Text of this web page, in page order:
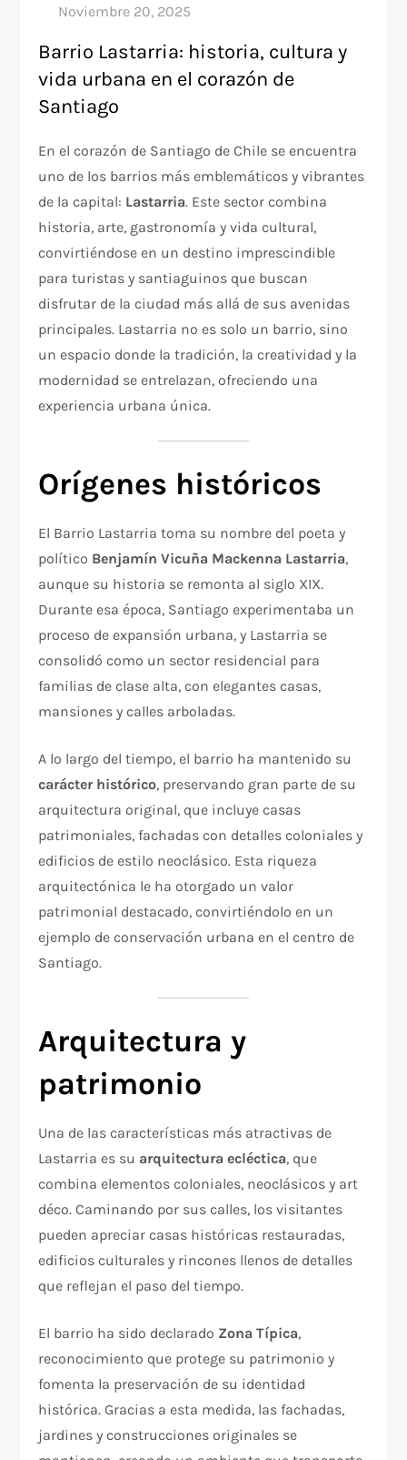
Barrio Lastarria: historia, cultura y
vida urbana en el corazón de
Santiago
En el corazón de Santiago de Chile se encuentra
uno de los barrios más emblemáticos y vibrantes
de la capital: Lastarria. Este sector combina
historia, arte, gastronomía y vida cultural,
convirtiéndose en un destino imprescindible
para turistas y santiaguinos que buscan
disfrutar de la ciudad más allá de sus avenidas
principales. Lastarria no es solo un barrio, sino
un espacio donde la tradición, la creatividad y la
modernidad se entrelazan, ofreciendo una
experiencia urbana única.
Orígenes históricos
El Barrio Lastarria toma su nombre del poeta y
político Benjamín Vicuña Mackenna Lastarria,
aunque su historia se remonta al siglo XIX.
Durante esa época, Santiago experimentaba un
proceso de expansión urbana, y Lastarria se
consolidó como un sector residencial para
familias de clase alta, con elegantes casas,
mansiones y calles arboladas.
A lo largo del tiempo, el barrio ha mantenido su
carácter histórico, preservando gran parte de su
arquitectura original, que incluye casas
patrimoniales, fachadas con detalles coloniales y
edificios de estilo neoclásico. Esta riqueza
arquitectónica le ha otorgado un valor
patrimonial destacado, convirtiéndolo en un
ejemplo de conservación urbana en el centro de
Santiago.
Arquitectura y
patrimonio
Una de las características más atractivas de
Lastarria es su arquitectura ecléctica, que
combina elementos coloniales, neoclásicos y art
déco. Caminando por sus calles, los visitantes
pueden apreciar casas históricas restauradas,
edificios culturales y rincones llenos de detalles
que reflejan el paso del tiempo.
El barrio ha sido declarado Zona Típica,
reconocimiento que protege su patrimonio y
fomenta la preservación de su identidad
histórica. Gracias a esta medida, las fachadas,
jardines y construcciones originales se